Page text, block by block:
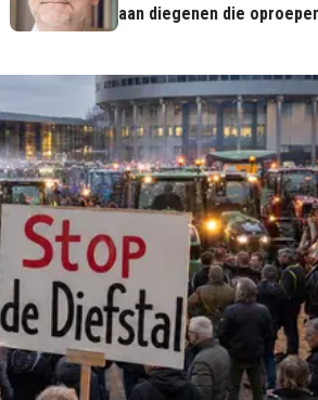
aan diegenen die